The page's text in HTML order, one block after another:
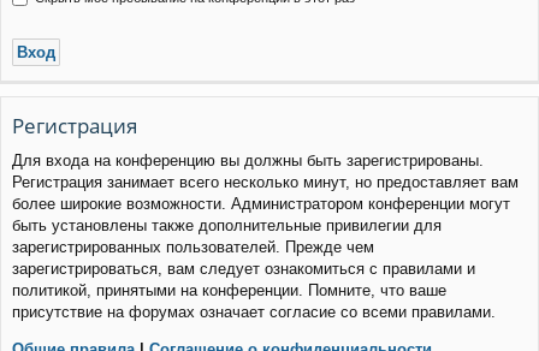
Регистрация
Для входа на конференцию вы должны быть зарегистрированы.
Регистрация занимает всего несколько минут, но предоставляет вам
более широкие возможности. Администратором конференции могут
быть установлены также дополнительные привилегии для
зарегистрированных пользователей. Прежде чем
зарегистрироваться, вам следует ознакомиться с правилами и
политикой, принятыми на конференции. Помните, что ваше
присутствие на форумах означает согласие со всеми правилами.